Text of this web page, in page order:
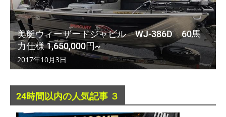
美艇ウィーザードジャビル WJ-386D 60馬
力仕様 1,650,000円~
2017年10月3日
24時間以内の人気記事 ３